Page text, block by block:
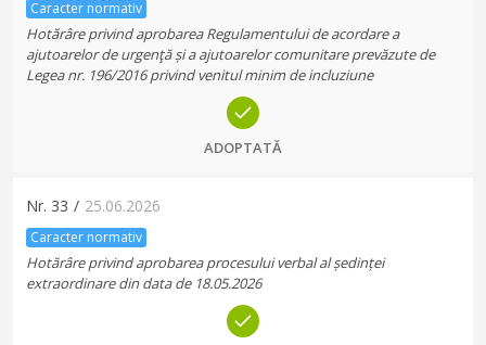
Caracter normativ
Hotărâre privind aprobarea Regulamentului de acordare a
ajutoarelor de urgenţă și a ajutoarelor comunitare prevăzute de
Legea nr. 196/2016 privind venitul minim de incluziune
ADOPTATĂ
Nr. 33 / 25.06.2026
Caracter normativ
Hotărâre privind aprobarea procesului verbal al ședinței
extraordinare din data de 18.05.2026